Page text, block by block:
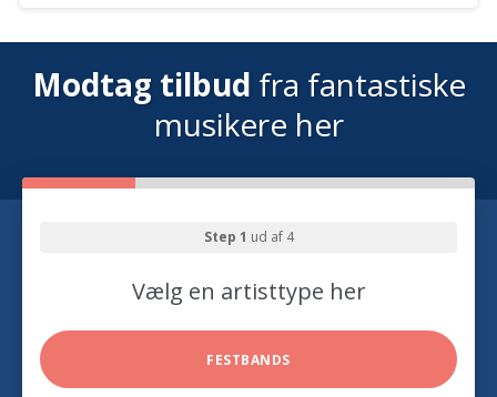
Modtag tilbud fra fantastiske
musikere her
Step 1 ud af 4
Vælg en artisttype her
FESTBANDS